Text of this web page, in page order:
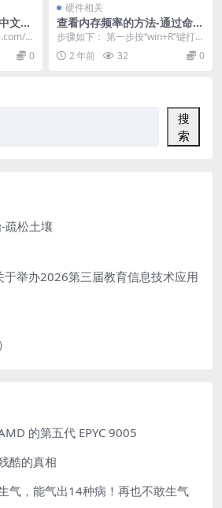
文高
能评
d
0
硬件相关
查看内存频率的方法-通过命令
查看内存条频率
步骤如下： 第一步按“win+R”键打开
运行，在运行输入“cmd” 第二步进
去命...2 年前 32 0
搜
索
疏松土壤
于举办2026第三届教育信息技术应用
的第五代 EPYC 9005
酷的真相
气，能气出14种病！再也不敢生气